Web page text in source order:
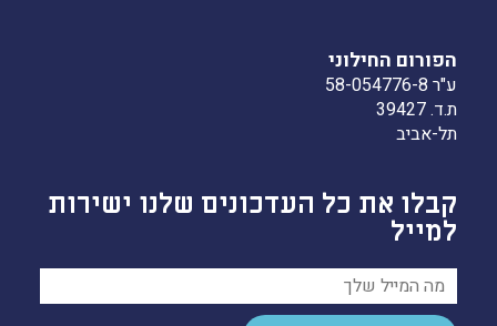
קבלו את כל העדכונים שלנו ישירות
למייל
הפורום החילוני
ע"ר 58-054776-8
ת.ד. 39427
תל-אביב